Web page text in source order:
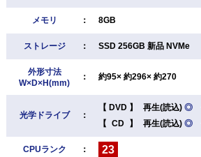
メモリ ： 8GB
ストレージ ： SSD 256GB 新品 NVMe
外形寸法
W×D×H(mm)
： 約95× 約296× 約270
光学ドライブ ：
【 DVD 】 再生(読込) ◎
【 CD 】 再生(読込) ◎
CPUランク ： 23